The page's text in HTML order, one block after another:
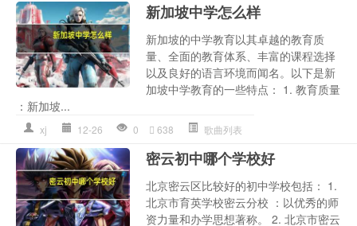
新加坡中学怎么样
新加坡的中学教育以其卓越的教育质
量、全面的教育体系、丰富的课程选择
以及良好的语言环境而闻名。以下是新
加坡中学教育的一些特点： 1. 教育质量
：新加坡...
xj 12-26 0 638 歌曲列表
密云初中哪个学校好
北京密云区比较好的初中学校包括： 1.
北京市育英学校密云分校 ：以优秀的师
资力量和办学思想著称。 2. 北京市密云